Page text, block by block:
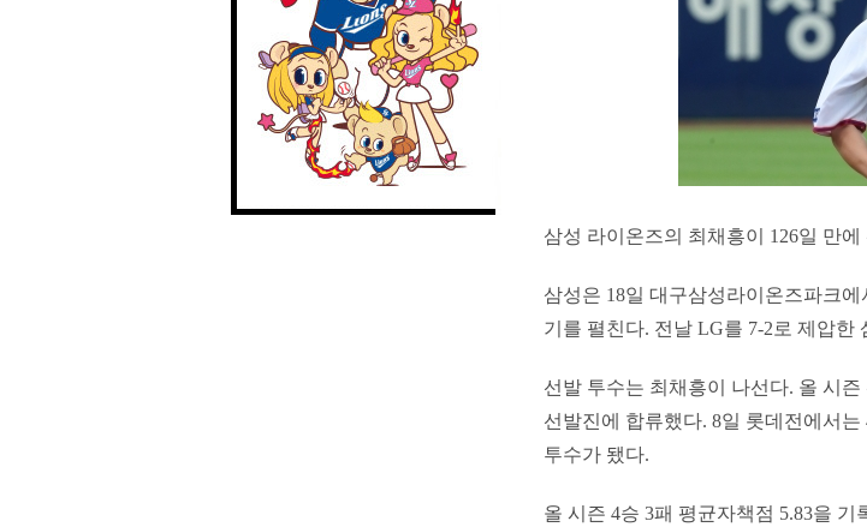
삼성 라이온즈의 최채흥이 126일 만
삼성은 18일 대구삼성라이온즈파크
기를 펼친다. 전날 LG를 7-2로 제압한
선발 투수는 최채흥이 나선다. 올 시
선발진에 합류했다. 8일 롯데전에서
투수가 됐다.
올 시즌 4승 3패 평균자책점 5.83을